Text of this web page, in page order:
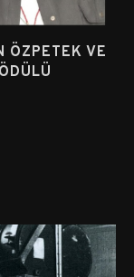
ÖZPETEK VE